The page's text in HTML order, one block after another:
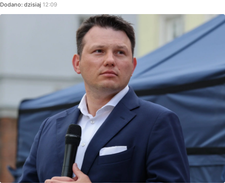
Dodano: dzisiaj 12:09